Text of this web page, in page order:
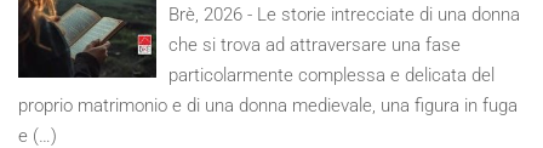
Brè, 2026 - Le storie intrecciate di una donna
che si trova ad attraversare una fase
particolarmente complessa e delicata del
proprio matrimonio e di una donna medievale, una figura in fuga
e (…)